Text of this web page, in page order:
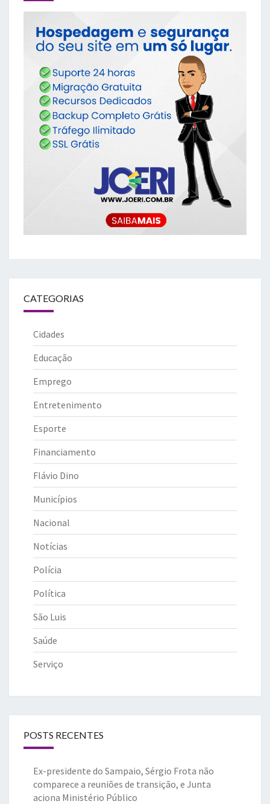
CATEGORIAS
Cidades
Educação
Emprego
Entretenimento
Esporte
Financiamento
Flávio Dino
Municípios
Nacional
Notícias
Polícia
Política
São Luis
Saúde
Serviço
POSTS RECENTES
Ex-presidente do Sampaio, Sérgio Frota não
comparece a reuniões de transição, e Junta
aciona Ministério Público